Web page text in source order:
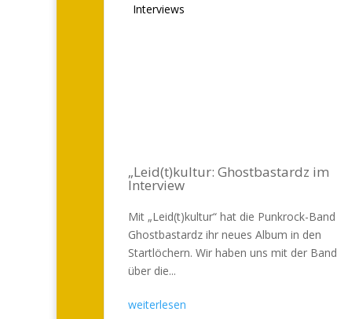
Interviews
„Leid(t)kultur: Ghostbastardz im
Interview
Mit „Leid(t)kultur“ hat die Punkrock-Band
Ghostbastardz ihr neues Album in den
Startlöchern. Wir haben uns mit der Band
über die...
weiterlesen